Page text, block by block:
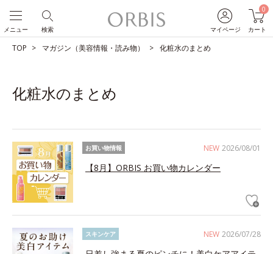
マイページ
0
カート
検索
メニュー
TOP マガジン（美容情報・読み物） 化粧水のまとめ
化粧水のまとめ
NEW 2026/08/01
お買い物情報
【8月】ORBIS お買い物カレンダー
NEW 2026/07/28
スキンケア